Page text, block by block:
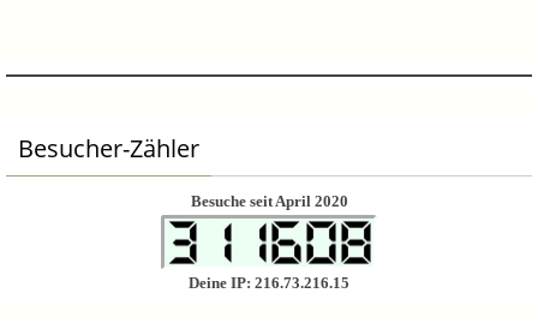
Besucher-Zähler
Besuche seit April 2020
Deine IP: 216.73.216.15